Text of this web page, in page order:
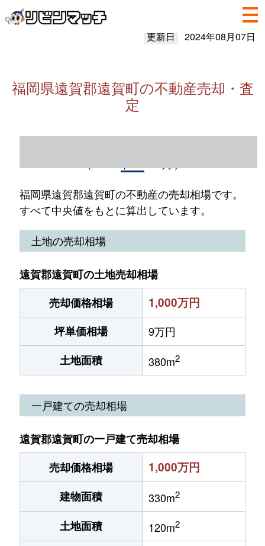
更新日 2024年08月07日
福岡県遠賀郡遠賀町の不動産売却・査
定
福岡県遠賀郡遠賀町の不動産の売却相場です。
すべて中央値をもとに算出しています。
土地の売却相場
遠賀郡遠賀町の土地売却相場
売却価格相場
1,000万円
坪単価相場
9万円
土地面積
380m2
一戸建ての売却相場
遠賀郡遠賀町の一戸建て売却相場
売却価格相場
1,000万円
建物面積 330m2
土地面積 120m2